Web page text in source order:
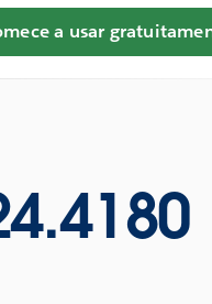
a usar